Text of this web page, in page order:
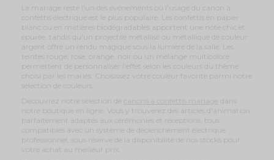
Le mariage reste l'un des événements où l'usage du canon à
confettis électrique est le plus populaire. Les confettis en papier
blanc ou en matières biodégradables apportent une note chic et
épurée, tandis qu'un projectile métallisé ou métallique de couleur
argent offre un rendu magique sous la lumière de la salle. Les
teintes rouge, rose, orange, noir ou un mélange multicolore
permettent de personnaliser l'effet selon les couleurs du thème
choisi par les mariés. Choisissez votre couleur favorite parmi notre
sélection de couleurs.
Découvrez notre sélection de
canons à confettis mariage
dans
notre boutique en ligne. Vous y trouverez des articles d'animation
parfaitement adaptés aux cérémonies et réceptions, tous
compatibles avec un système de déclenchement électrique
professionnel, sous réserve de la disponibilité de nos stocks pour
votre achat au meilleur prix.